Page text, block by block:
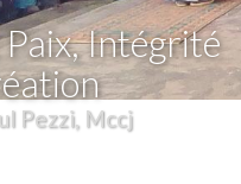
Intégrité
Pezzi, Mccj